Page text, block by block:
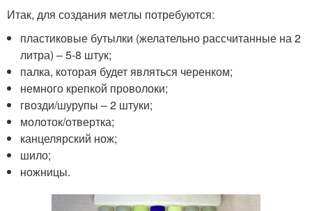
Итак, для создания метлы потребуются:
пластиковые бутылки (желательно рассчитанные на 2
литра) – 5-8 штук;
палка, которая будет являться черенком;
немного крепкой проволоки;
гвозди/шурупы – 2 штуки;
молоток/отвертка;
канцелярский нож;
шило;
ножницы.